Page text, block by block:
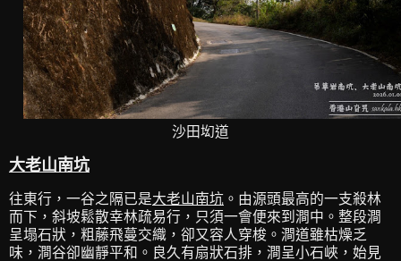
沙田㘭道
大老山南坑
往東行，一谷之隔已是大老山南坑 。由源頭最高的一支殺林
而下，斜坡鬆散幸林疏易行，只須一會便來到澗中。整段澗
呈塌石狀，粗藤飛蔓交織，卻又容人穿梭。澗道雖枯燥乏
味，澗谷卻幽靜平和。良久有扇狀石排，澗呈小石峽，始見